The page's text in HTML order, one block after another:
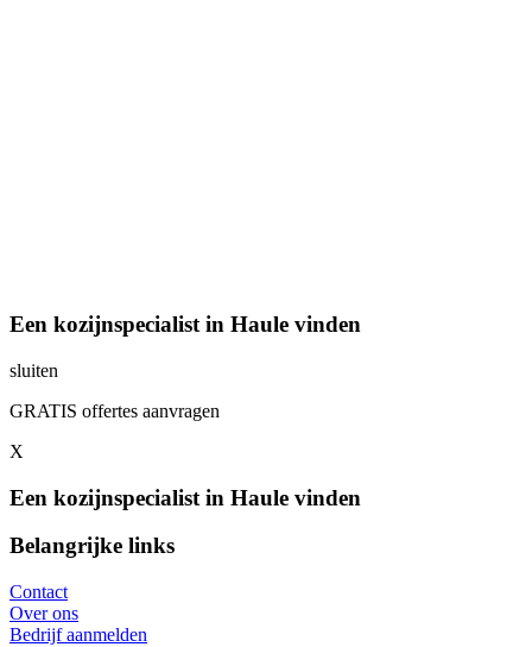
Een kozijnspecialist in Haule vinden
sluiten
GRATIS offertes aanvragen
X
Een kozijnspecialist in Haule vinden
Belangrijke links
Contact
Over ons
Bedrijf aanmelden